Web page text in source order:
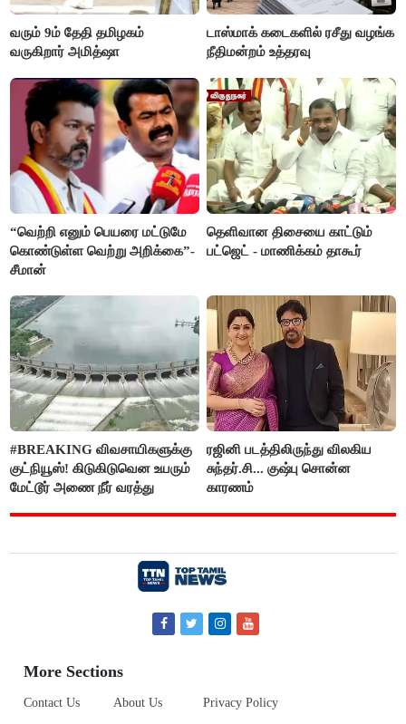
வரும் 9ம் தேதி தமிழகம்
வருகிறார் அமித்ஷா
டாஸ்மாக் கடைகளில் ரசீது வழங்க
நீதிமன்றம் உத்தரவு
“வெற்றி எனும் பெயரை மட்டுமே
கொண்டுள்ள வெற்று அறிக்கை”-
சீமான்
தெளிவான திசையை காட்டும்
பட்ஜெட் - மாணிக்கம் தாகூர்
#BREAKING விவசாயிகளுக்கு
குட்நியூஸ்! கிடுகிடுவென உயரும்
மேட்டூர் அணை நீர் வரத்து
ரஜினி படத்திலிருந்து விலகிய
சுந்தர்.சி... குஷ்பு சொன்ன
காரணம்
More Sections
Contact Us About Us Privacy Policy